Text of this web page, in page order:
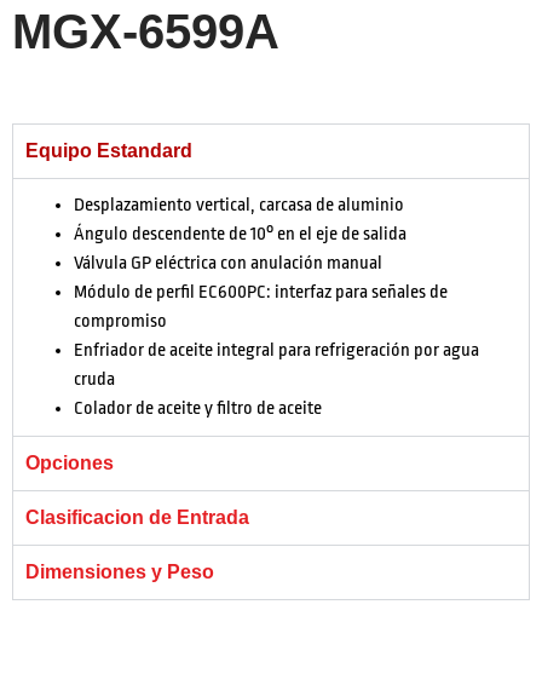
MGX-6599A
Equipo Estandard
Desplazamiento vertical, carcasa de aluminio
Ángulo descendente de 10° en el eje de salida
Válvula GP eléctrica con anulación manual
Módulo de perfil EC600PC: interfaz para señales de
compromiso
Enfriador de aceite integral para refrigeración por agua
cruda
Colador de aceite y filtro de aceite
Opciones
Clasificacion de Entrada
Dimensiones y Peso